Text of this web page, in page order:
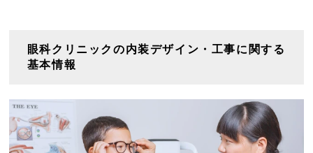
眼科クリニックの内装デザイン・工事に関する
基本情報